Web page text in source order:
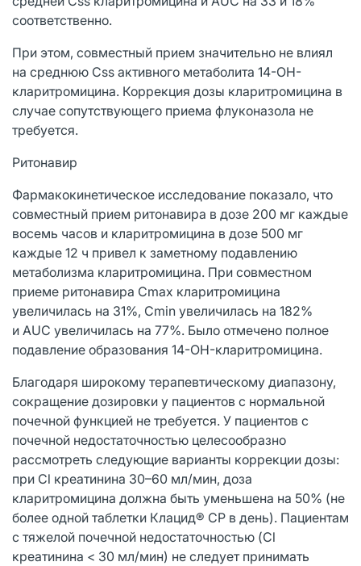
соответственно.
При этом, совместный прием значительно не влиял
на среднюю Css активного метаболита 14-OH-
кларитромицина. Коррекция дозы кларитромицина в
случае сопутствующего приема флуконазола не
требуется.
Ритонавир
Фармакокинетическое исследование показало, что
совместный прием ритонавира в дозе 200 мг каждые
восемь часов и кларитромицина в дозе 500 мг
каждые 12 ч привел к заметному подавлению
метаболизма кларитромицина. При совместном
приеме ритонавира Cmax кларитромицина
увеличилась на 31%, Cmin увеличилась на 182%
и AUC увеличилась на 77%. Было отмечено полное
подавление образования 14-OH-кларитромицина.
Благодаря широкому терапевтическому диапазону,
сокращение дозировки у пациентов с нормальной
почечной функцией не требуется. У пациентов с
почечной недостаточностью целесообразно
рассмотреть следующие варианты коррекции дозы:
при Cl креатинина 30–60 мл/мин, доза
кларитромицина должна быть уменьшена на 50% (не
более одной таблетки Клацид® СР в день). Пациентам
с тяжелой почечной недостаточностью (Cl
креатинина < 30 мл/мин) не следует принимать